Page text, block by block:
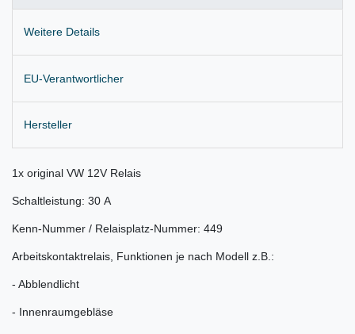
Weitere Details
EU-Verantwortlicher
Hersteller
1x original VW 12V Relais
Schaltleistung: 30 A
Kenn-Nummer / Relaisplatz-Nummer: 449
Arbeitskontaktrelais, Funktionen je nach Modell z.B.:
- Abblendlicht
- Innenraumgebläse